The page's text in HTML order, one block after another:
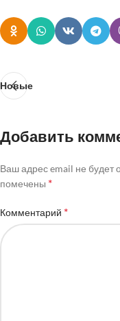
Новые
Добавить
Ваш адрес email не будет
помечены *
Комментарий *